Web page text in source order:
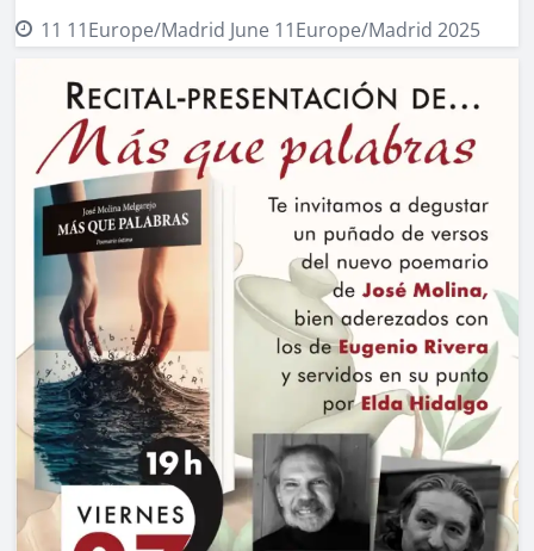
11 11Europe/Madrid June 11Europe/Madrid 2025